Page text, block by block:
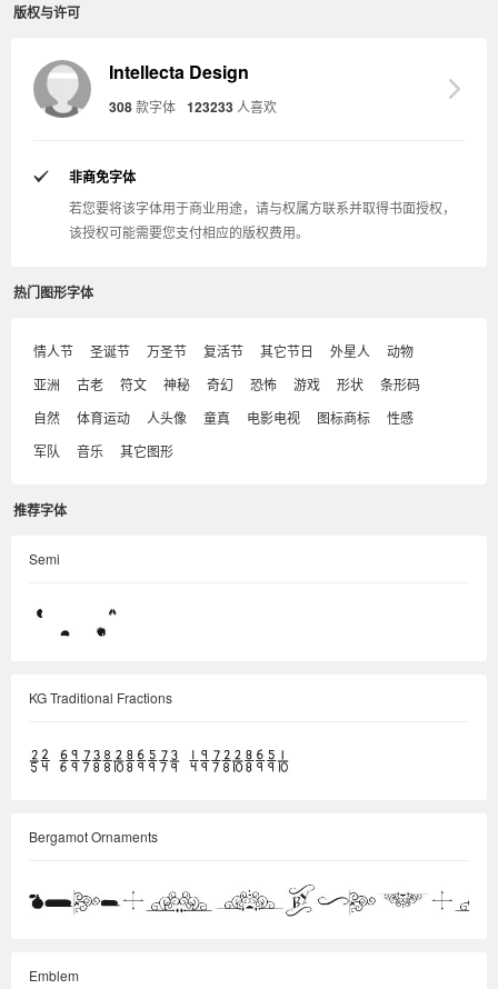
版权与许可
Intellecta Design
308款字体 123233 人喜欢
非商免字体
若您要将该字体用于商业用途，请与权属方联系并取得书面授权，
该授权可能需要您支付相应的版权费用。
热门图形字体
情人节 圣诞节 万圣节 复活节 其它节日 外星人
动物
亚洲
古老 符文 神秘 奇幻 恐怖 游戏 形状
条形码
自然
体育运动 人头像 童真 电影电视 图标商标
性感
军队
音乐 其它图形
推荐字体
Semi
KG Traditional Fractions
Bergamot Ornaments
Emblem